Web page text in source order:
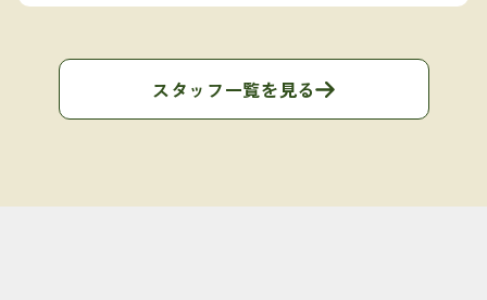
スタッフ一覧を見る